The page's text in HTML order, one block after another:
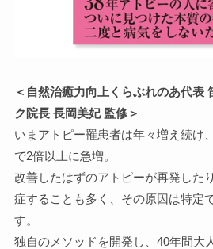
＜自然治癒力向上くらぶれのあ代表
ク院長 長岡美妃 監修＞
いまアトピー罹患者は年々増え続け
で2倍以上に急増。
改善したはずのアトピーが再発した
症することも多く、その原因は特定
す。
独自のメソッドを開発し、40年間大